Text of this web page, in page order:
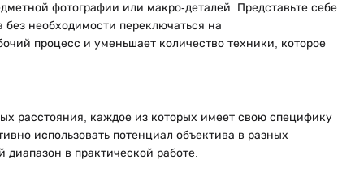
фотографии или макро-деталей. Представьте себе
без необходимости переключаться на
процесс и уменьшает количество техники, которое
расстояния, каждое из которых имеет свою специфику
использовать потенциал объектива в разных
в практической работе.